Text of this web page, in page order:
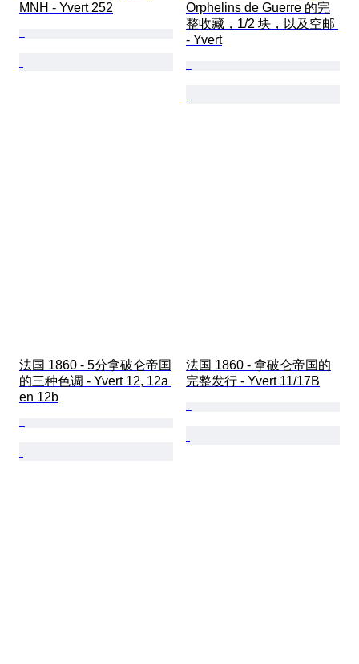
MNH - Yvert 252
Orphelins de Guerre 的完
整收藏，1/2 块，以及空邮
- Yvert
法国 1860 - 5分拿破仑帝国
的三种色调 - Yvert 12, 12a
en 12b
法国 1860 - 拿破仑帝国的
完整发行 - Yvert 11/17B